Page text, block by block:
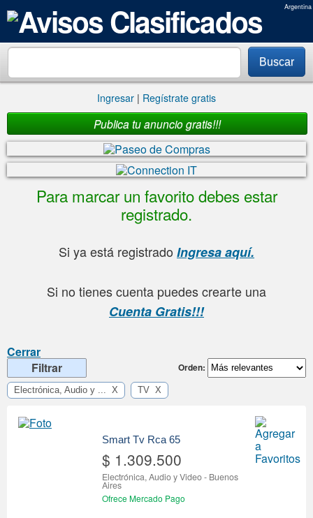
Argentina
Buscar
Ingresar | Regístrate gratis
Publica tu anuncio gratis!!!
Para marcar un favorito debes estar
registrado.
Si ya está registrado Ingresa aquí.
Si no tienes cuenta puedes crearte una
Cuenta Gratis!!!
Cerrar
Filtrar
Orden:
Electrónica, Audio y ... X TV X
Smart Tv Rca 65
$ 1.309.500
Electrónica, Audio y Video- Buenos
Aires
Ofrece Mercado Pago